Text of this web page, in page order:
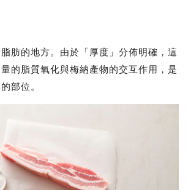
肪的地方。由於「厚度」分佈明確，這
的脂質氧化與梅納產物的交互作用，是
部位。